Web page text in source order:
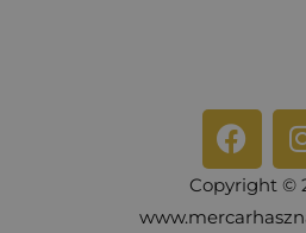
Copyright ©